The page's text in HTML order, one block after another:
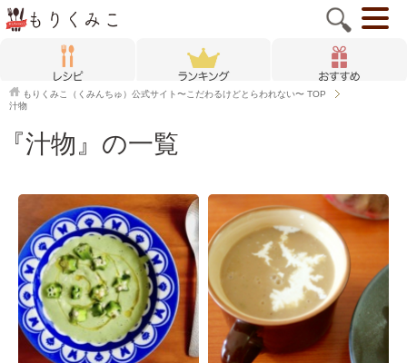
もりくみこ（くみんちゅ）公式サイト〜こだわるけどとらわれない〜 TOP
汁物
『汁物』の一覧